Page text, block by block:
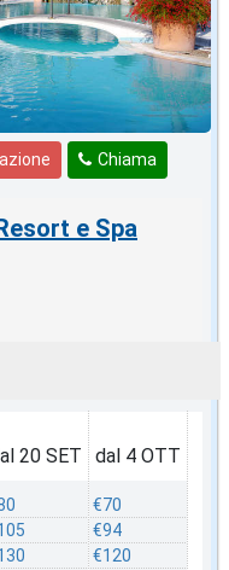
Chiama
e Spa
20 SET dal 4 OTT
€70
€94
€120